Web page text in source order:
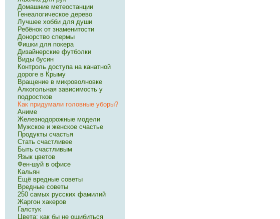
Домашние метеостанции
Генеалогическое дерево
Лучшее хобби для души
Ребёнок от знаменитости
Донорство спермы
Фишки для покера
Дизайнерские футболки
Виды бусин
Контроль доступа на канатной
дороге в Крыму
Вращение в микроволновке
Алкогольная зависимость у
подростков
Как придумали головные уборы?
Аниме
Железнодорожные модели
Мужское и женское счастье
Продукты счастья
Стать счастливее
Быть счастливым
Язык цветов
Фен-шуй в офисе
Кальян
Ещё вредные советы
Вредные советы
250 самых русских фамилий
Жаргон хакеров
Галстук
Цвета: как бы не ошибиться